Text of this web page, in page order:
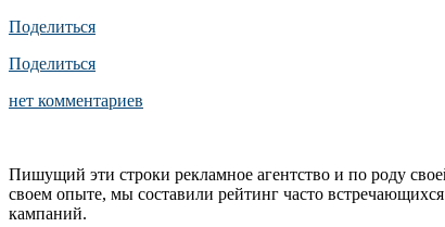
Поделиться
Поделиться
нет комментариев
Пишущий эти строки рекламное агентство и по роду
своем опыте, мы составили рейтинг часто
кампаний.